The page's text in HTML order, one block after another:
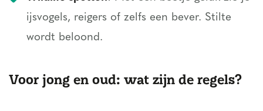
ijsvogels, reigers of zelfs een bever. Stilte
wordt beloond.
Voor jong en oud: wat zijn de regels?